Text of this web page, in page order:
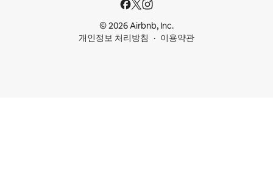
© 2026 Airbnb, Inc.
개인정보 처리방침
이용약관